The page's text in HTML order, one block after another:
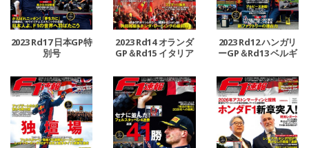
2023 Rd17 日本GP特
別号
2023 Rd14 オランダ
GP＆Rd15 イタリア
2023 Rd12 ハンガリ
ーGP＆Rd13 ベルギ